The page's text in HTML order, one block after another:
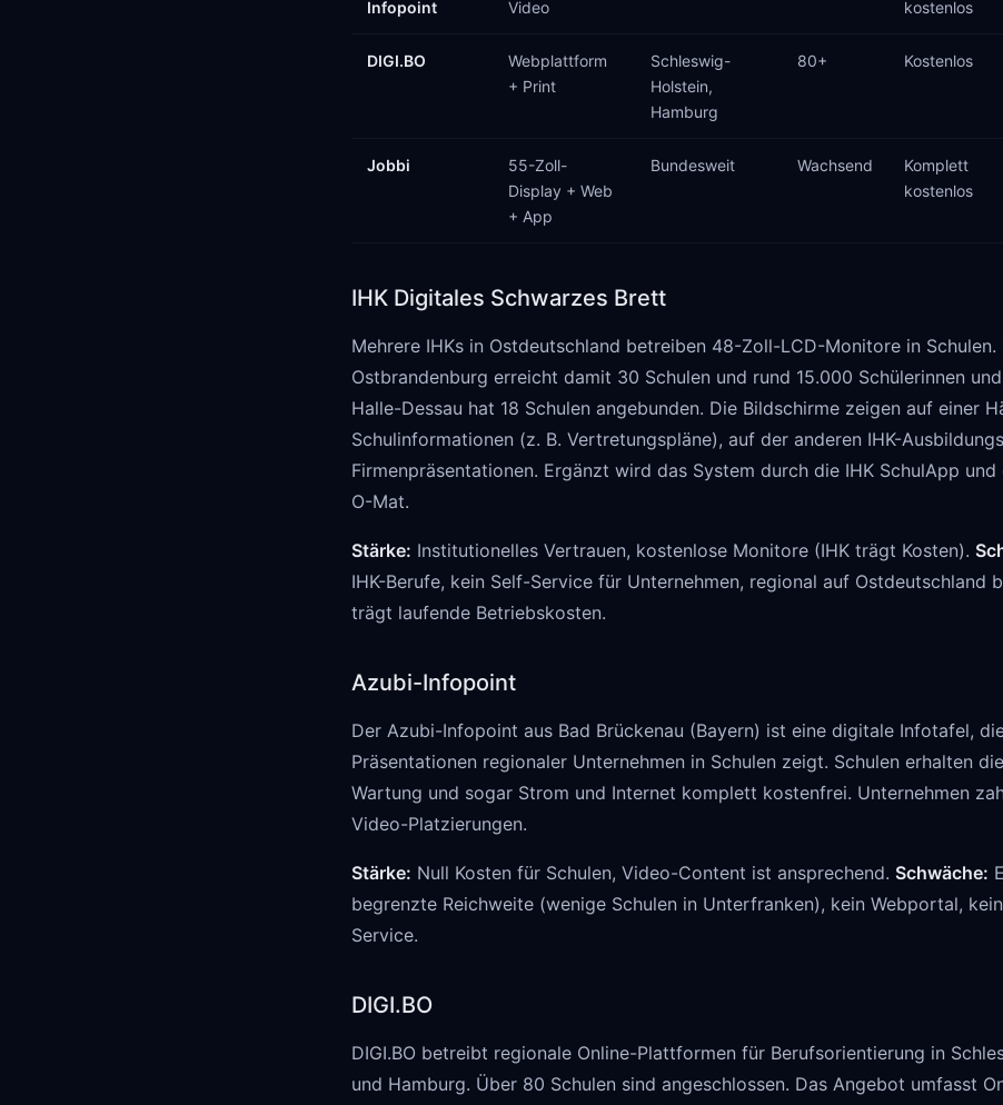
Infopoint
Video
kostenlos
DIGI.BO
Webplattform
+ Print
Schleswig-
Holstein,
Hamburg
80+ Kostenlos
Jobbi
55-Zoll-
Display + Web
+ App
Bundesweit Wachsend
Komplett
kostenlos
IHK Digitales Schwarzes Brett
Mehrere IHKs in Ostdeutschland betreiben 48-Zoll-LCD-Monitore in Schulen.
Ostbrandenburg erreicht damit 30 Schulen und rund 15.000 Schülerinnen
Halle-Dessau hat 18 Schulen angebunden. Die Bildschirme zeigen auf einer
Schulinformationen (z. B. Vertretungspläne), auf der anderen IHK-
Firmenpräsentationen. Ergänzt wird das System durch die IHK SchulApp
O-Mat.
Stärke: Institutionelles Vertrauen, kostenlose Monitore (IHK trägt Kosten).
IHK-Berufe, kein Self-Service für Unternehmen, regional auf Ostdeutschland
trägt laufende Betriebskosten.
Azubi-Infopoint
Der Azubi-Infopoint aus Bad Brückenau (Bayern) ist eine digitale Infotafel,
Präsentationen regionaler Unternehmen in Schulen zeigt. Schulen erhalten
Wartung und sogar Strom und Internet komplett kostenfrei. Unternehmen
Video-Platzierungen.
Stärke: Null Kosten für Schulen, Video-Content ist ansprechend. Schwäche:
begrenzte Reichweite (wenige Schulen in Unterfranken), kein Webportal,
Service.
DIGI.BO
DIGI.BO betreibt regionale Online-Plattformen für Berufsorientierung in
und Hamburg. Über 80 Schulen sind angeschlossen. Das Angebot umfasst